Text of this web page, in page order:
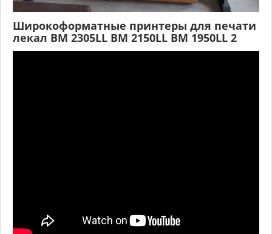
Широкоформатные принтеры для печати
лекал BM 2305LL BM 2150LL BM 1950LL 2